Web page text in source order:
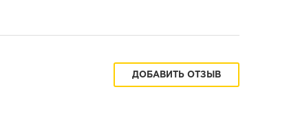
ДОБАВИТЬ ОТЗЫВ